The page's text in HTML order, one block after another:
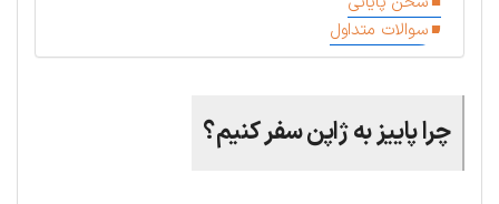
سوالات متداول
چرا پاییز به ژاپن سفر کنیم؟